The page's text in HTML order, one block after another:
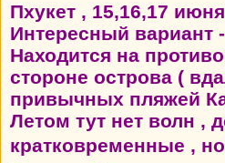
Пхукет , 15,16,17
Интересный вариант
Находится на
стороне острова (
привычных пляжей
Летом тут нет волн ,
кратковременные , но